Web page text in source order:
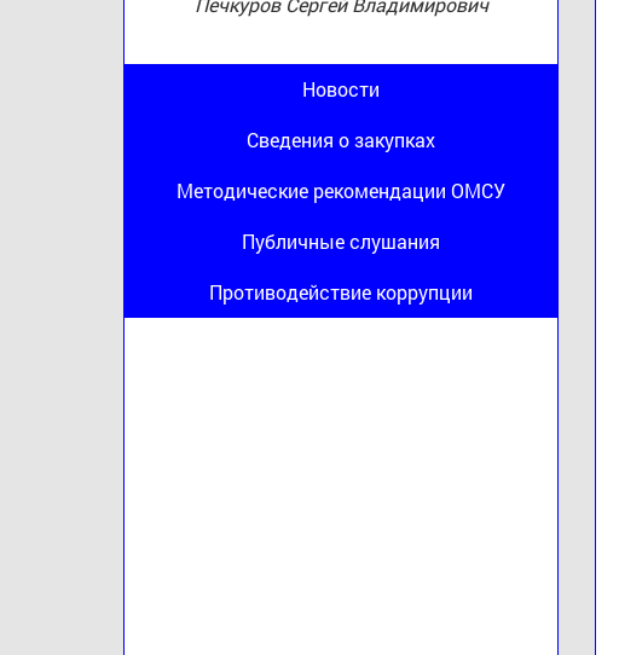
Новости
Сведения о закупках
Методические рекомендации ОМСУ
Публичные слушания
Противодействие коррупции